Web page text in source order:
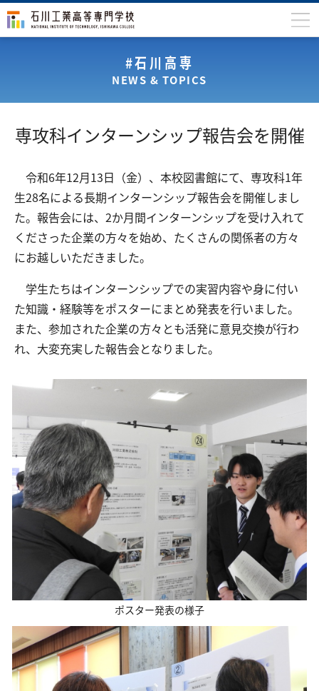
入学案内
学生生活
国際交流
研究・産学連携
教育・研究施設
中学生の方 在学生の方
保護者の方 卒業生の方 地域・企業の方
#石川高専
NEWS & TOPICS
専攻科インターンシップ報告会を開催
令和6年12月13日（金）、本校図書館にて、専攻科1年
生28名による長期インターンシップ報告会を開催しまし
た。報告会には、2か月間インターンシップを受け入れて
くださった企業の方々を始め、たくさんの関係者の方々
にお越しいただきました。
学生たちはインターンシップでの実習内容や身に付い
た知識・経験等をポスターにまとめ発表を行いました。
また、参加された企業の方々とも活発に意見交換が行わ
れ、大変充実した報告会となりました。
ポスター発表の様子